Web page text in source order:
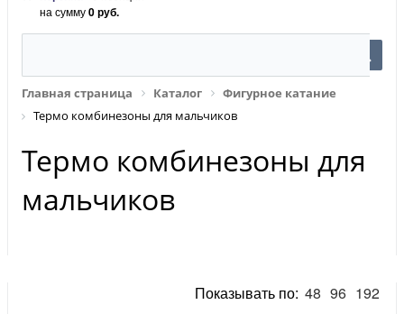
на сумму0 руб.
Главная страница Каталог
Фигурное катание
Термо комбинезоны для мальчиков
Термо комбинезоны для
мальчиков
Показывать по: 48 96 192